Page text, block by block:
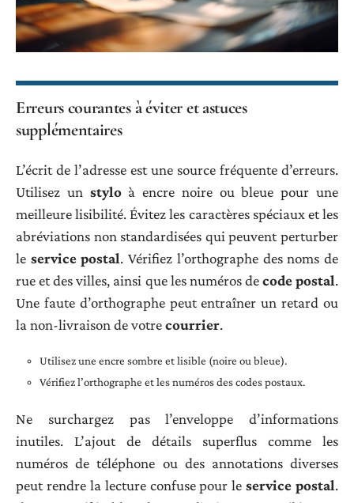
Erreurs courantes à éviter et astuces
supplémentaires
L’écrit de l’adresse est une source fréquente d’erreurs.
Utilisez un styloà encre noire ou bleue pour une
meilleure lisibilité. Évitez les caractères spéciaux et les
abréviations non standardisées qui peuvent perturber
le service postal. Vérifiez l’orthographe des noms de
rue et des villes, ainsi que les numéros decode postal.
Une faute d’orthographe peut entraîner un retard ou
la non-livraison de votrecourrier.
Utilisez une encre sombre et lisible (noire ou bleue).
Vérifiez l’orthographe et les numéros des codes postaux.
Ne surchargez pas l’enveloppe d’informations
inutiles. L’ajout de détails superflus comme les
numéros de téléphone ou des annotations diverses
peut rendre la lecture confuse pour leservice postal.